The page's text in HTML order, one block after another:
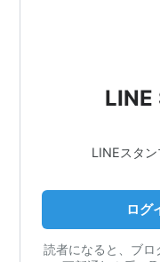
LINEスタン
ログ
読者になると、ブロ